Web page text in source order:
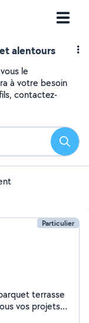
alentours
le
à votre besoin
contactez-
Particulier
terrasse
vos projets